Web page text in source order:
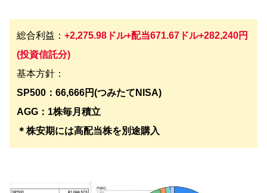
総合利益： +2,275.98 ドル+配当671.67ドル+282,240円
(投資信託分)
基本方針：
SP500：66,666円(つみたてNISA)
AGG：1株毎月積立
＊株安期には高配当株を別途購入